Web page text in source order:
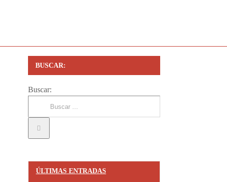
BUSCAR:
Buscar:
ÚLTIMAS ENTRADAS